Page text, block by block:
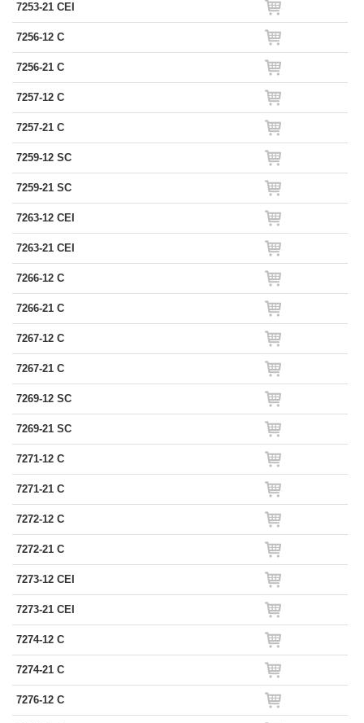
7253-21 CEI
7256-12 C
7256-21 C
7257-12 C
7257-21 C
7259-12 SC
7259-21 SC
7263-12 CEI
7263-21 CEI
7266-12 C
7266-21 C
7267-12 C
7267-21 C
7269-12 SC
7269-21 SC
7271-12 C
7271-21 C
7272-12 C
7272-21 C
7273-12 CEI
7273-21 CEI
7274-12 C
7274-21 C
7276-12 C